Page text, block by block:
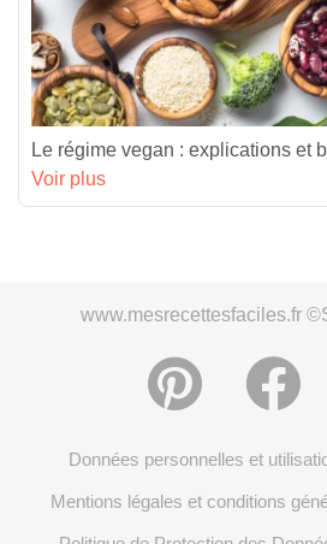
Le régime vegan : explications et
Voir plus
www.mesrecettesfaciles.fr
Données personnelles et
Mentions légales et conditions